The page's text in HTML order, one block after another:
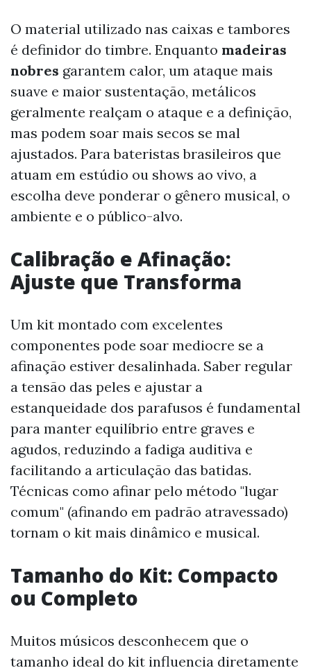
O material utilizado nas caixas e tambores
é definidor do timbre. Enquanto madeiras
nobres garantem calor, um ataque mais
suave e maior sustentação, metálicos
geralmente realçam o ataque e a definição,
mas podem soar mais secos se mal
ajustados. Para bateristas brasileiros que
atuam em estúdio ou shows ao vivo, a
escolha deve ponderar o gênero musical, o
ambiente e o público-alvo.
Calibração e Afinação:
Ajuste que Transforma
Um kit montado com excelentes
componentes pode soar mediocre se a
afinação estiver desalinhada. Saber regular
a tensão das peles e ajustar a
estanqueidade dos parafusos é fundamental
para manter equilíbrio entre graves e
agudos, reduzindo a fadiga auditiva e
facilitando a articulação das batidas.
Técnicas como afinar pelo método "lugar
comum" (afinando em padrão atravessado)
tornam o kit mais dinâmico e musical.
Tamanho do Kit: Compacto
ou Completo
Muitos músicos desconhecem que o
tamanho ideal do kit influencia diretamente